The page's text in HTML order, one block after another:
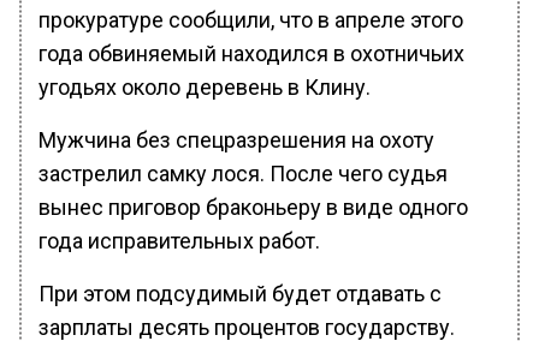
прокуратуре сообщили, что в апреле этого
года обвиняемый находился в охотничьих
угодьях около деревень в Клину.
Мужчина без спецразрешения на охоту
застрелил самку лося. После чего судья
вынес приговор браконьеру в виде одного
года исправительных работ.
При этом подсудимый будет отдавать с
зарплаты десять процентов государству.